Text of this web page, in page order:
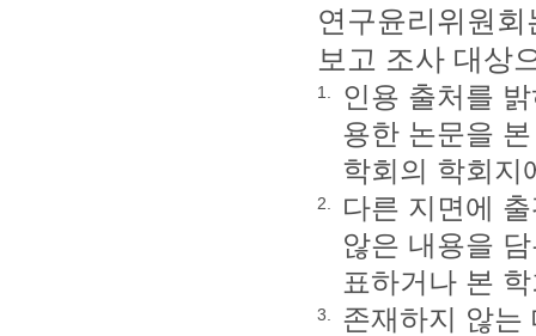
연구윤리위원
보고 조사 대상
1.
인용 출처를
용한 논문을
학회의 학회지
2.
다른 지면에
않은 내용을
표하거나 본
3.
존재하지 않는